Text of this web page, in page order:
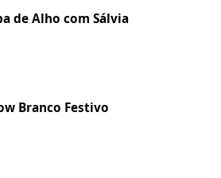
de Alho com Sálvia
Branco Festivo